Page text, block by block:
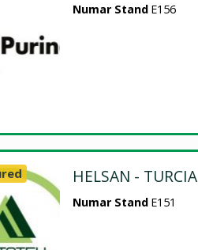
Numar Stand E156
HELSAN - TURCIA
Numar Stand E151